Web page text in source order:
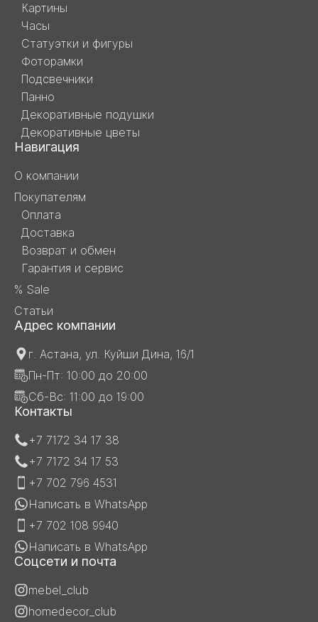
Картины
Часы
Статуэтки и фигуры
Фоторамки
Подсвечники
Панно
Декоративные подушки
Декоративные цветы
Навигация
О компании
Покупателям
Оплата
Доставка
Возврат и обмен
Гарантия и сервис
% Sale
Статьи
Адрес компании
г. Астана, ул. Куйши Дина, 16/1
Пн-Пт: 10:00 до 20:00
Сб-Вс: 11:00 до 19:00
Контакты
+7 7172 34 17 38
+7 7172 34 17 53
+7 702 796 4531
Написать в WhatsApp
+7 702 108 9940
Написать в WhatsApp
Соцсети и почта
mebel_club
homedecor_club